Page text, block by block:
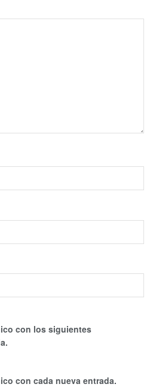
con los siguientes
con cada nueva entrada.